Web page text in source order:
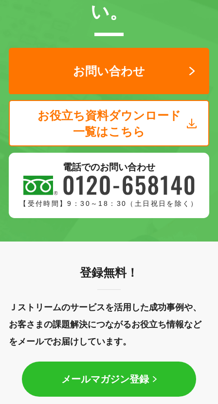
い。
お問い合わせ
お役立ち資料ダウンロード
一覧はこちら
電話でのお問い合わせ
【受付時間】9：30～18：30（土日祝日を除く）
登録無料！
Ｊストリームのサービスを活用した成功事例や、
お客さまの課題解決につながるお役立ち情報など
をメールでお届けしています。
メールマガジン登録